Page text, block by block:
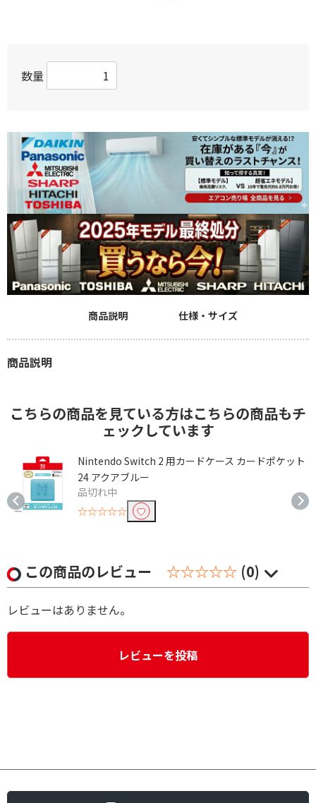
数量
商品説明 仕様・サイズ
商品説明
こちらの商品を見ている方はこちらの商品もチ
ェックしています
Nintendo Switch 2 用カードケース カードポケット
24 アクアブルー
品切れ中
☆☆☆☆☆
この商品のレビュー ☆☆☆☆☆ (0)
レビューはありません。
レビューを投稿